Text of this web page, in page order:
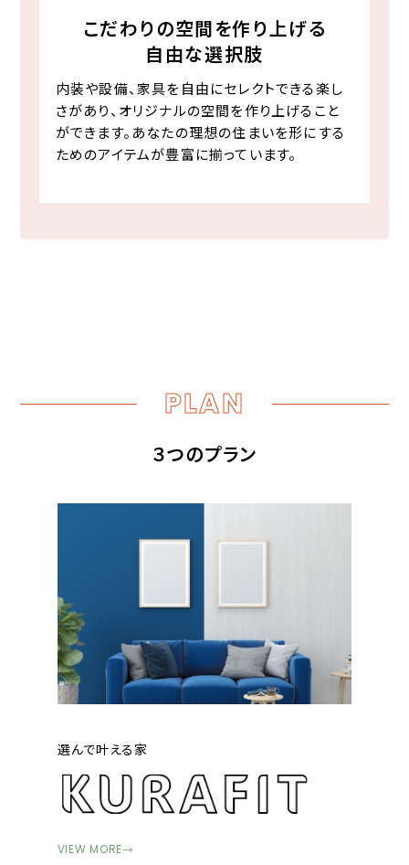
こだわりの空間を作り上げる
自由な選択肢
内装や設備、家具を自由にセレクトできる楽し
さがあり、オリジナルの空間を作り上げること
ができます。あなたの理想の住まいを形にする
ためのアイテムが豊富に揃っています。
PLAN
３つのプラン
選んで叶える家
VIEW MORE→